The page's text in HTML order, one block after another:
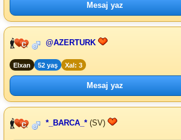
Mesaj yaz
@AZERTURK
Elxan 52 yaş Xal: 3
Mesaj yaz
*_BARCA_* (SV)